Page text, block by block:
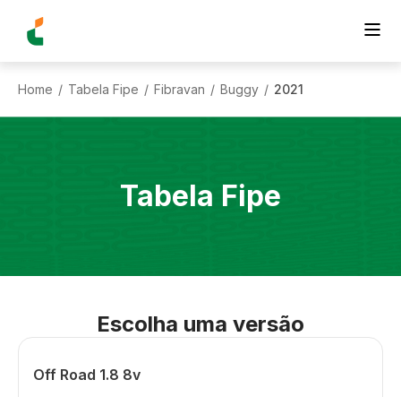
Home / Tabela Fipe / Fibravan / Buggy / 2021
Tabela Fipe
Escolha uma versão
Off Road 1.8 8v